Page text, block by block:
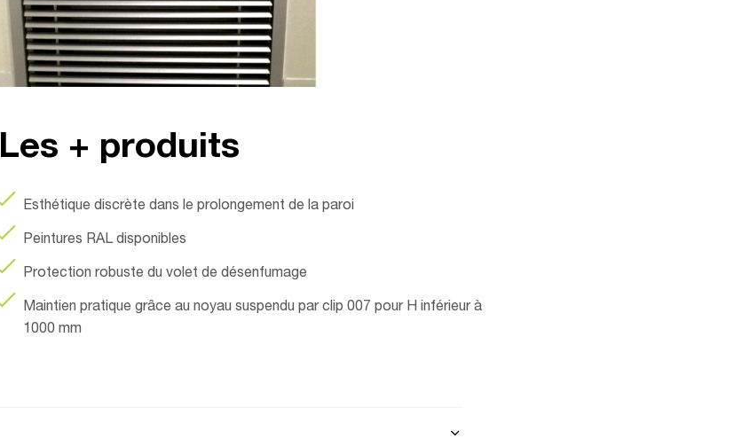
Les + produits
Esthétique discrète dans le prolongement de la paroi
Peintures RAL disponibles
Protection robuste du volet de désenfumage
Maintien pratique grâce au noyau suspendu par clip 007 pour H inférieur à
1000 mm